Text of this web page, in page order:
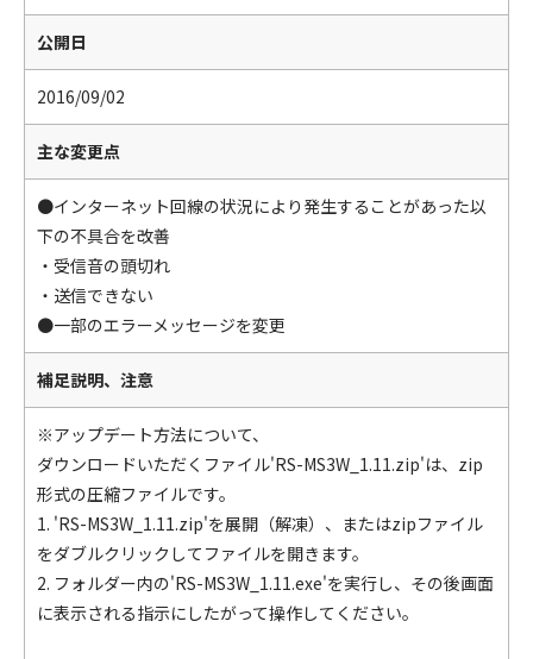
公開日
2016/09/02
主な変更点
●インターネット回線の状況により発生することがあった以
下の不具合を改善
・受信音の頭切れ
・送信できない
●一部のエラーメッセージを変更
補足説明、注意
※アップデート方法について、
ダウンロードいただくファイル'RS-MS3W_1.11.zip'は、zip
形式の圧縮ファイルです。
1. 'RS-MS3W_1.11.zip'を展開（解凍）、またはzipファイル
をダブルクリックしてファイルを開きます。
2. フォルダー内の'RS-MS3W_1.11.exe'を実行し、その後画面
に表示される指示にしたがって操作してください。